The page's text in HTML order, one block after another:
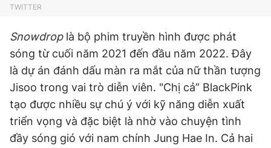
TWITTER
Snowdrop là bộ phim truyền hình được phát
sóng từ cuối năm 2021 đến đầu năm 2022. Đây
là dự án đánh dấu màn ra mắt của nữ thần tượng
Jisoo trong vai trò diễn viên. "Chị cả” BlackPink
tạo được nhiều sự chú ý với kỹ năng diễn xuất
triển vọng và đặc biệt là nhờ vào chuyện tình
đầy sóng gió với nam chính Jung Hae In. Cả hai